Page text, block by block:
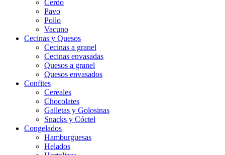
Cerdo
Pavo
Pollo
Vacuno
Cecinas y Quesos
Cecinas a granel
Cecinas envasadas
Quesos a granel
Quesos envasados
Confites
Cereales
Chocolates
Galletas y Golosinas
Snacks y Cóctel
Congelados
Hamburguesas
Helados